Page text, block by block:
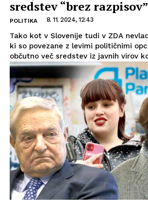
sredstev “brez razpisov”
POLITIKA 8. 11. 2024, 12:43
Tako kot v Slovenije tudi v ZDA
ki so povezane z levimi političnimi
občutno več sredstev iz javnih virov